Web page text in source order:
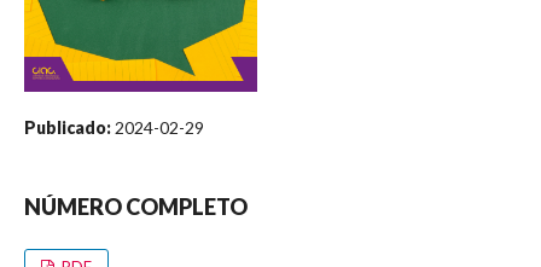
Publicado: 2024-02-29
NÚMERO COMPLETO